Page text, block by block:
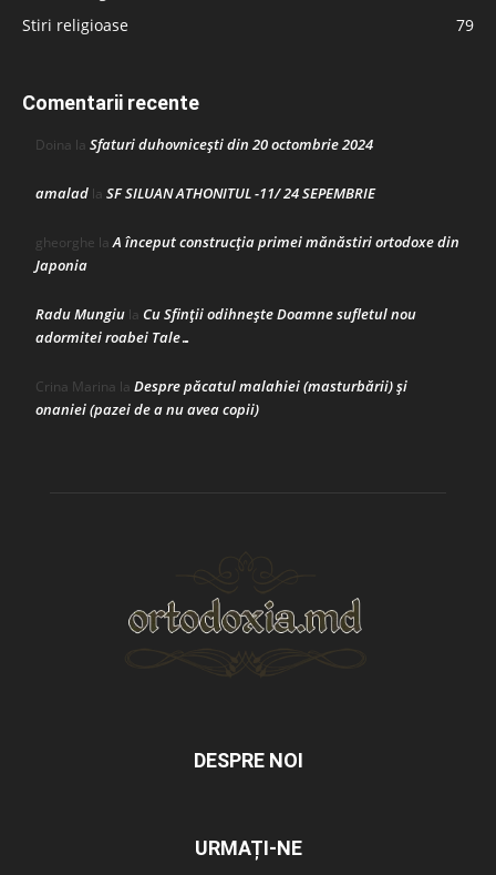
Stiri religioase
79
Comentarii recente
Doina la Sfaturi duhovnicești din 20 octombrie 2024
amalad la SF SILUAN ATHONITUL -11/ 24 SEPEMBRIE
gheorghe laA început construcţia primei mănăstiri ortodoxe din
Japonia
Radu Mungiu la Cu Sfinții odihnește Doamne sufletul nou
adormitei roabei Tale…
Crina Marina la Despre păcatul malahiei (masturbării) şi
onaniei (pazei de a nu avea copii)
DESPRE NOI
URMAȚI-NE